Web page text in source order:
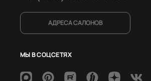
АДРЕСА САЛОНОВ
МЫ В СОЦСЕТЯХ